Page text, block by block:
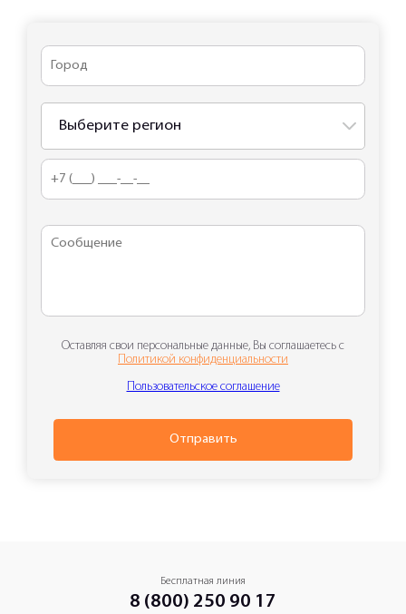
Выберите регион
Оставляя свои персональные данные, Вы соглашаетесь с
Политикой конфиденциальности
Пользовательское соглашение
Отправить
Бесплатная линия
8 (800) 250 90 17